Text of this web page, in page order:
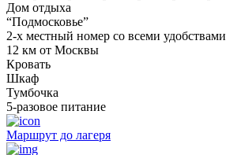
Дом отдыха
“Подмосковье”
2-х местный номер со всеми удобствами
12 км от Москвы
Кровать
Шкаф
Тумбочка
5-разовое питание
Маршрут до лагеря